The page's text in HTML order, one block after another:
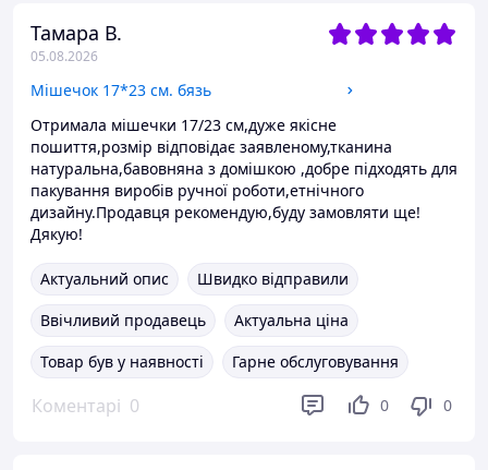
Тамара В.
05.08.2026
Мішечок 17*23 см. бязь
Отримала мішечки 17/23 см,дуже якісне
пошиття,розмір відповідає заявленому,тканина
натуральна,бавовняна з домішкою ,добре підходять для
пакування виробів ручної роботи,етнічного
дизайну.Продавця рекомендую,буду замовляти ще!
Дякую!
Актуальний опис
Швидко відправили
Ввічливий продавець
Актуальна ціна
Товар був у наявності
Гарне обслуговування
Коментарі 0 0 0